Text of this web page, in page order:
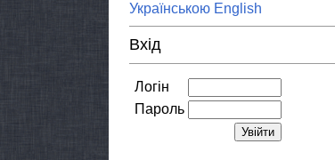
Українською English
Вхід
Логін
Пароль